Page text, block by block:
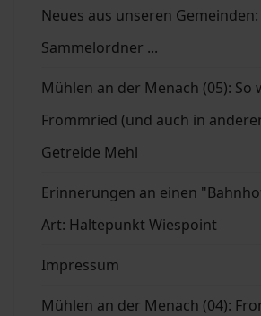
Neues aus unseren Gemeinden:
Sammelordner ...
Mühlen an der Menach (05): So
Frommried (und auch in
Getreide Mehl
Erinnerungen an einen
Art: Haltepunkt Wiespoint
Impressum
Mühlen an der Menach (04):